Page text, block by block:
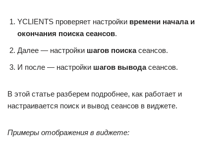
YCLIENTS проверяет настройки времени начала и
окончания поиска сеансов.
Далее — настройки шагов поискасеансов.
И после — настройки шагов выводасеансов.
В этой статье разберем подробнее, как работает и
настраивается поиск и вывод сеансов в виджете.
Примеры отображения в виджете: